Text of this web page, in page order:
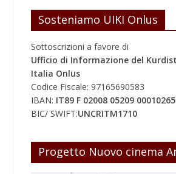
Sosteniamo UIKI Onlus
Sottoscrizioni a favore di
Ufficio di Informazione del
Italia Onlus
Codice Fiscale: 97165690583
IBAN: IT89 F 02008 05209
BIC/ SWIFT:UNCRITM1710
Progetto Nuovo cinema